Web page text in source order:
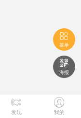

菜单

海报

发现

我的